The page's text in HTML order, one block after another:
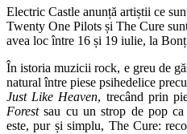
Electric Castle anunță artiștii ce
Twenty One Pilots și The Cure
avea loc între 16 și 19 iulie, la
În istoria muzicii rock, e greu de
natural între piese psihedelice
Just Like Heaven, trecând prin
Forestsau cu un strop de pop ca
este, pur și simplu, The Cure: